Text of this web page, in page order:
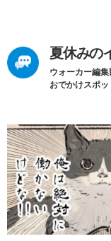
夏休みの
ウォーカー編
おでかけスポッ